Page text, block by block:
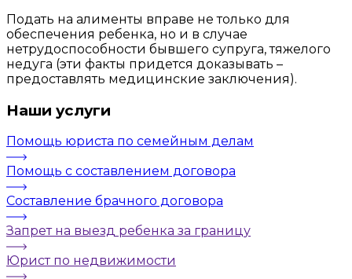
Подать на алименты вправе не только для
обеспечения ребенка, но и в случае
нетрудоспособности бывшего супруга, тяжелого
недуга (эти факты придется доказывать –
предоставлять медицинские заключения).
Наши услуги
Помощь юриста по семейным делам
Помощь с составлением договора
Составление брачного договора
Запрет на выезд ребенка за границу
Юрист по недвижимости